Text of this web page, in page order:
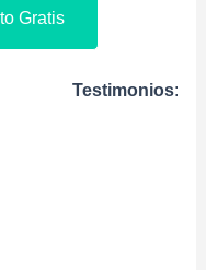
Gratis
Testimonios: